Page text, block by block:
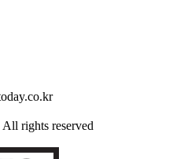
All rights reserved